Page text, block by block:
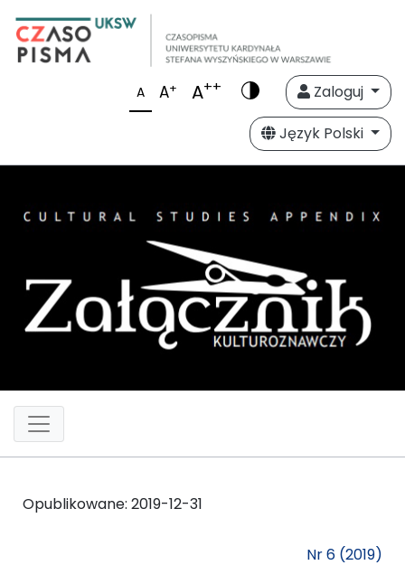
A A+ A++
Zaloguj
Język Polski
Opublikowane: 2019-12-31
Nr 6 (2019)